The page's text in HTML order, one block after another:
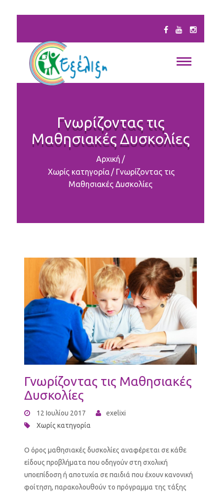
Γνωρίζοντας τις
Μαθησιακές Δυσκολίες
Αρχική /
Χωρίς κατηγορία /Γνωρίζοντας τις
Μαθησιακές Δυσκολίες
Γνωρίζοντας τις Μαθησιακές
Δυσκολίες
12 Ιουλίου 2017
exelixi
Χωρίς κατηγορία
Ο όρος μαθησιακές δυσκολίες αναφέρεται σε κάθε
είδους προβλήματα που οδηγούν στη σχολική
υποεπίδοση ή αποτυχία σε παιδιά που έχουν κανονική
φοίτηση, παρακολουθούν το πρόγραμμα της τάξης